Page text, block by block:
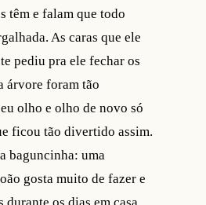
têm e falam que todo
As caras que ele
pediu pra ele fechar os
árvore foram tão
olho e olho de novo só
ficou tão divertido assim.
baguncinha: uma
gosta muito de fazer e